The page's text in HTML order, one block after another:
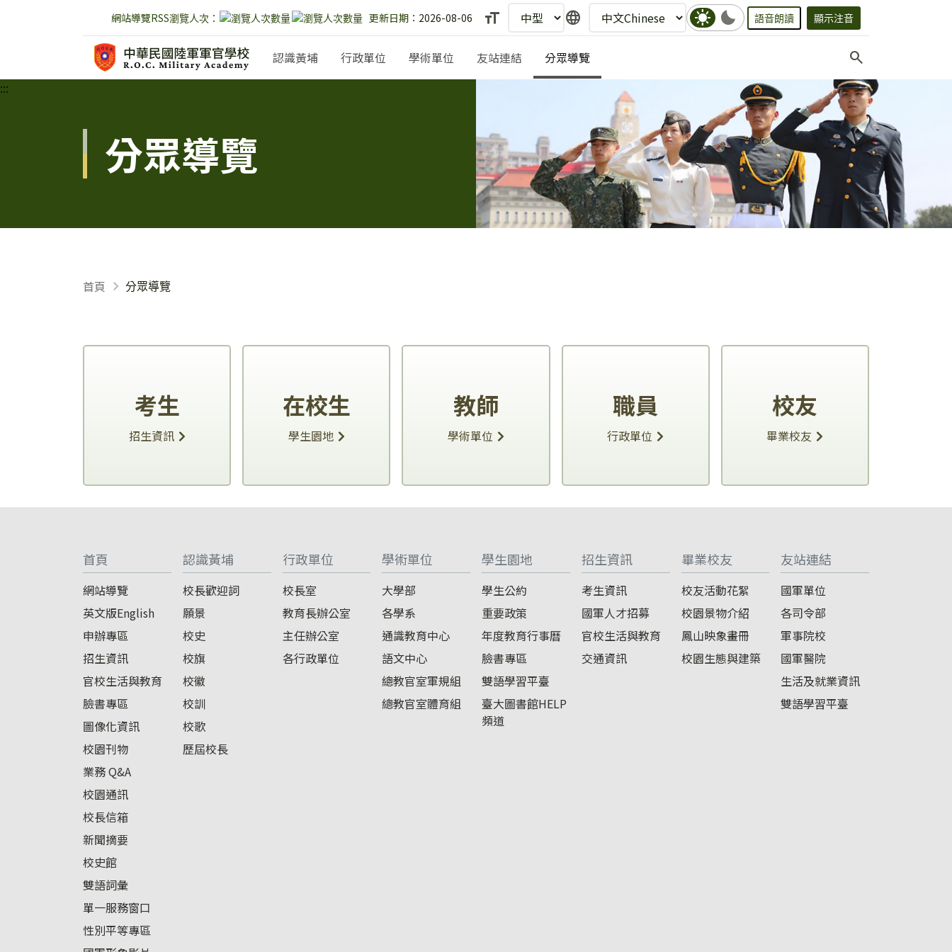
網站導覽RSS瀏覽人次： 更新日期： 2026-08-06 text_fields language sunny bedtime 語音朗讀 顯示注音
::: 認識黃埔 行政單位 學術單位 友站連結 分眾導覽 search
:::
:::
分眾導覽
首頁 分眾導覽
考生
招生資訊
在校生
學生園地
教師
學術單位
職員
行政單位
校友
畢業校友
首頁
網站導覽
英文版English
申辦專區
招生資訊
官校生活與教育
臉書專區
圖像化資訊
校園刊物
業務 Q&A
校園通訊
校長信箱
新聞摘要
校史館
雙語詞彙
單一服務窗口
性別平等專區
認識黃埔
校長歡迎詞
願景
校史
校旗
校徽
校訓
校歌
歷屆校長
行政單位
校長室
教育長辦公室
主任辦公室
各行政單位
學術單位
大學部
各學系
通識教育中心
語文中心
總教官室軍規組
總教官室體育組
學生園地
學生公約
重要政策
年度教育行事曆
臉書專區
雙語學習平臺
臺大圖書館HELP
頻道
招生資訊
考生資訊
國軍人才招募
官校生活與教育
交通資訊
畢業校友
校友活動花絮
校園景物介紹
鳳山映象畫冊
校園生態與建築
友站連結
國軍單位
各司令部
軍事院校
國軍醫院
生活及就業資訊
雙語學習平臺